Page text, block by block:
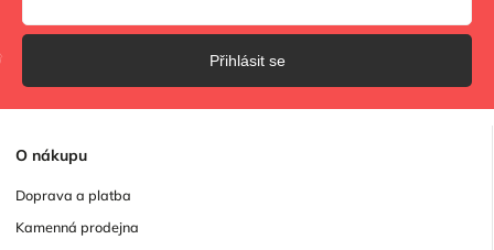
O nákupu
Doprava a platba
Kamenná prodejna
Přihlásit se